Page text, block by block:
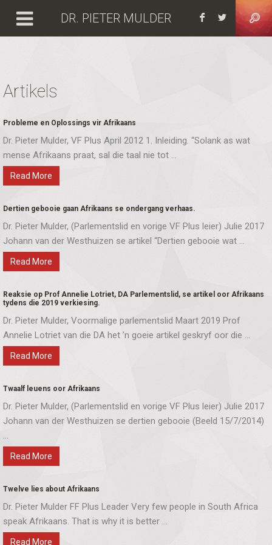
DR. PIETER MULDER Facebook
Artikels
Probleme en Oplossings vir Afrikaans
Dr. Pieter Mulder, VF Plus April 2012 1. Inleiding. “Solank as wat
mense Afrikaans praat, sal die taal nie tot ...
Read More
Dertien gebooie gaan Afrikaans se ondergang verhaas.
Dr. Pieter Mulder, (Parlementslid en vorige VF Plus leier) Julie 2017
Johann van der Westhuizen se artikel “Dertien gebooie wat ...
Read More
Reaksie op Prof Annelie Lotriet, DA Parlementslid, se artikel oor Afrikaans
tydens die 2019 verkiesing.
Dr. Pieter Mulder, Voormalige parlementslid Maart 2019 Prof
Annelie Lotriet van die DA het ’n goeie artikel geskryf oor die ...
Read More
Twaalf leuens oor Afrikaans
Dr. Pieter Mulder, (Parlementslid en vorige VF Plus leier) Julie 2017
Johann van der Westhuizen se dertien gebooie (Beeld 15/7/2014)
...
Read More
Twelve lies about Afrikaans
Dr. Pieter Mulder FF Plus Leader Very few people in South Africa
speak Afrikaans. That is why it is better ...
Read More